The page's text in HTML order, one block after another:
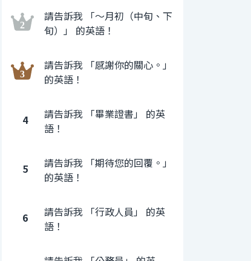
請告訴我 「〜月初（中旬、下
旬）」 的英語！
請告訴我 「感謝你的關心。」
的英語！
4
請告訴我 「畢業證書」 的英
語！
5
請告訴我 「期待您的回覆。」
的英語！
6
請告訴我 「行政人員」 的英
語！